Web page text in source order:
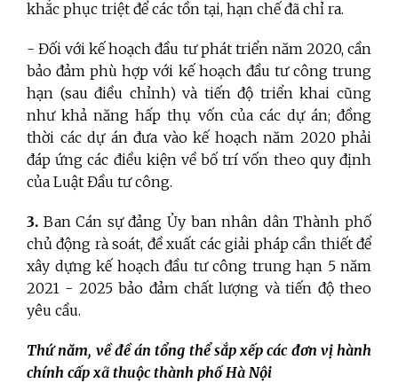
khắc phục triệt để các tồn tại, hạn chế đã chỉ ra.
- Đối với kế hoạch đầu tư phát triển năm 2020, cần
bảo đảm phù hợp với kế hoạch đầu tư công trung
hạn (sau điều chỉnh) và tiến độ triển khai cũng
như khả năng hấp thụ vốn của các dự án; đồng
thời các dự án đưa vào kế hoạch năm 2020 phải
đáp ứng các điều kiện về bố trí vốn theo quy định
của Luật Đầu tư công.
3. Ban Cán sự đảng Ủy ban nhân dân Thành phố
chủ động rà soát, đề xuất các giải pháp cần thiết để
xây dựng kế hoạch đầu tư công trung hạn 5 năm
2021 - 2025 bảo đảm chất lượng và tiến độ theo
yêu cầu.
Thứ năm, về đề án tổng thể sắp xếp các đơn vị hành
chính cấp xã thuộc thành phố Hà Nội